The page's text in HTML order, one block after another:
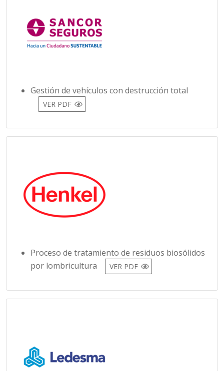
Gestión de vehículos con destrucción total
VER PDF
Proceso de tratamiento de residuos biosólidos
por lombricultura
VER PDF